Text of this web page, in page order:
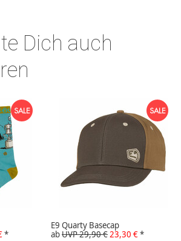
Dich auch
*
E9 Quarty Basecap
abUVP 29,90 €23,30 €*